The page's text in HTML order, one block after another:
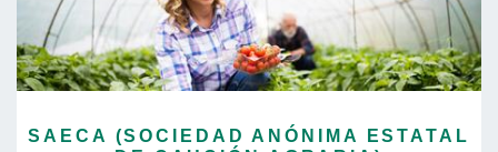
SAECA (SOCIEDAD ANÓNIMA ESTATAL